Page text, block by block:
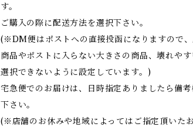
す。
ご購入の際に配送方法を選択下さい。
(※DM便はポストへの直接投函になりますので、
商品やポストに入らない大きさの商品、壊れや
選択できないように設定しています。)
宅急便でのお届けは、日時指定ありましたら備
下さい。
(※店舗のお休みや地域によってはご指定頂いた